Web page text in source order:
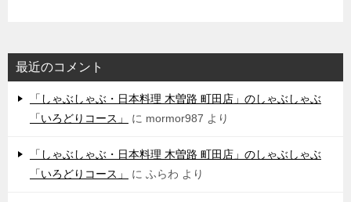
最近のコメント
「しゃぶしゃぶ・日本料理 木曽路 町田店」のしゃぶしゃぶ
「いろどりコース」
に mormor987 より
「しゃぶしゃぶ・日本料理 木曽路 町田店」のしゃぶしゃぶ
「いろどりコース」
に ふらわ より